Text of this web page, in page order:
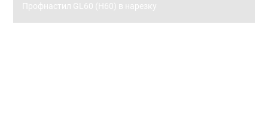
Профнастил GL60 (Н60) в нарезку